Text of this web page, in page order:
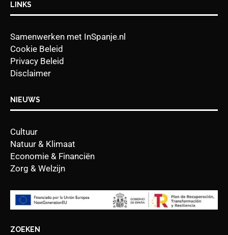
LINKS
Samenwerken met InSpanje.nl
Cookie Beleid
Privacy Beleid
Disclaimer
NIEUWS
Cultuur
Natuur & Klimaat
Economie & Financiën
Zorg & Welzijn
ZOEKEN